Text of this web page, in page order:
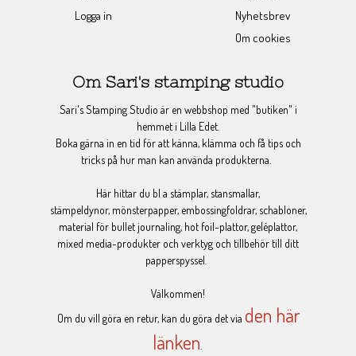
Logga in
Nyhetsbrev
Om cookies
Om Sari's stamping studio
Sari's Stamping Studio är en webbshop med "butiken" i
hemmet i Lilla Edet.
Boka gärna in en tid för att känna, klämma och få tips och
tricks på hur man kan använda produkterna.
Här hittar du bl a stämplar, stansmallar,
stämpeldynor, mönsterpapper, embossingfoldrar, schabloner,
material för bullet journaling, hot foil-plattor, geléplattor,
mixed media-produkter och verktyg och tillbehör till ditt
papperspyssel.
Välkommen!
Om du vill göra en retur, kan du göra det via den här
länken